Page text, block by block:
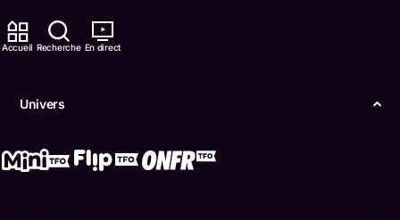
Accueil Recherche En direct
Univers
TFO Apprendre à la maison
Contactez-nous
ONFR